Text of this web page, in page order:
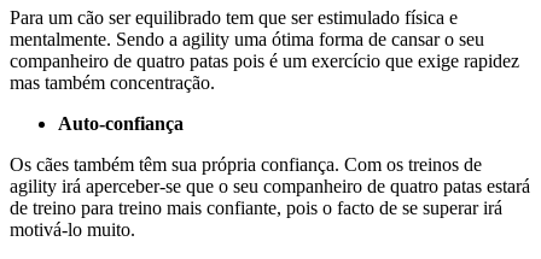
Para um cão ser equilibrado tem que ser estimulado física e
mentalmente. Sendo a agility uma ótima forma de cansar o seu
companheiro de quatro patas pois é um exercício que exige rapidez
mas também concentração.
Auto-confiança
Os cães também têm sua própria confiança. Com os treinos de
agility irá aperceber-se que o seu companheiro de quatro patas estará
de treino para treino mais confiante, pois o facto de se superar irá
motivá-lo muito.